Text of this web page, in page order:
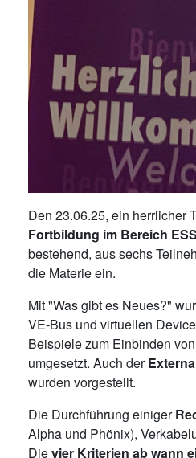
Den 23.06.25, ein herrlicher
Fortbildung im Bereich ESS
bestehend, aus sechs
die Materie ein.
Mit "Was gibt es Neues?"
VE-Bus und virtuellen
Beispiele zum Einbinden
umgesetzt. Auch der
wurden vorgestellt.
Die Durchführung einiger
Alpha und Phönix),
Dievier Kriterien ab wann